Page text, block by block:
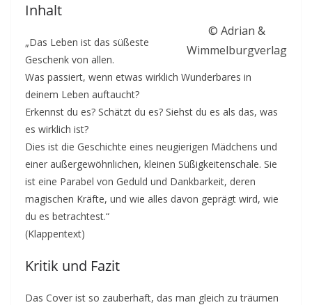
© Adrian &
Wimmelburgverlag
Inhalt
„Das Leben ist das süßeste
Geschenk von allen.
Was passiert, wenn etwas wirklich Wunderbares in
deinem Leben auftaucht?
Erkennst du es? Schätzt du es? Siehst du es als das, was
es wirklich ist?
Dies ist die Geschichte eines neugierigen Mädchens und
einer außergewöhnlichen, kleinen Süßigkeitenschale. Sie
ist eine Parabel von Geduld und Dankbarkeit, deren
magischen Kräfte, und wie alles davon geprägt wird, wie
du es betrachtest.“
(Klappentext)
Kritik und Fazit
Das Cover ist so zauberhaft, das man gleich zu träumen